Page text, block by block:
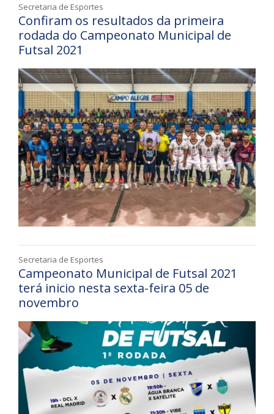
Secretaria de Esportes
Confiram os resultados da primeira
rodada do Campeonato Municipal de
Futsal 2021
Secretaria de Esportes
Campeonato Municipal de Futsal 2021
terá inicio nesta sexta-feira 05 de
novembro